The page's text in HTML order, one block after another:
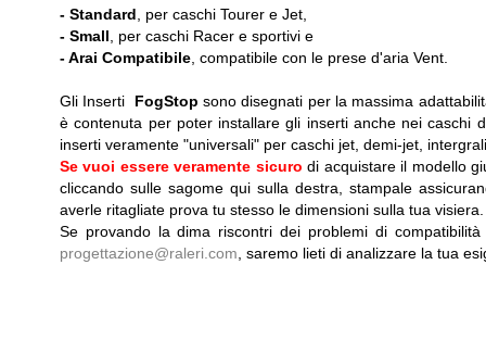
- Standard , per caschi Tourer e Jet,
- Small , per caschi Racer e sportivi e
-Arai Compatibile , compatibile con le prese d'aria Vent.
Gli Inserti FogStop sono disegnati per la massima
è contenuta per poter installare gli inserti anche nei caschi
inserti veramente "universali" per caschi jet, demi-jet,
Se vuoi essere veramente sicuro di acquistare il modello
cliccando sulle sagome qui sulla destra, stampale
averle ritagliate prova tu stesso le dimensioni sulla tua visiera.
Se provando la dima riscontri dei problemi di
progettazione@raleri.com , saremo lieti di analizzare la tua